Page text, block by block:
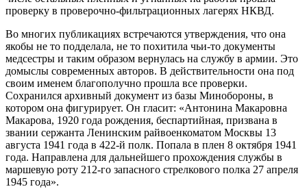
проверку в проверочно-фильтрационных лагерях НКВД.
Во многих публикациях встречаются утверждения, что она
якобы не то подделала, не то похитила чьи-то документы
медсестры и таким образом вернулась на службу в армии. Это
домыслы современных авторов. В действительности она под
своим именем благополучно прошла все проверки.
Сохранился архивный документ из базы Минобороны, в
котором она фигурирует. Он гласит: «Антонина Макаровна
Макарова, 1920 года рождения, беспартийная, призвана в
звании сержанта Ленинским райвоенкоматом Москвы 13
августа 1941 года в 422-й полк. Попала в плен 8 октября 1941
года. Направлена для дальнейшего прохождения службы в
маршевую роту 212-го запасного стрелкового полка 27 апреля
1945 года».